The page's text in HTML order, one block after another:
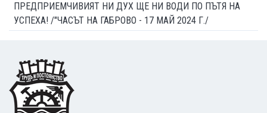
ПРЕДПРИЕМЧИВИЯТ НИ ДУХ ЩЕ НИ ВОДИ ПО ПЪТЯ НА
УСПЕХА! /"ЧАСЪТ НА ГАБРОВО - 17 МАЙ 2024 Г./
Footer